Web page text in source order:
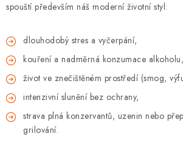
spouští především náš moderní životní styl:
dlouhodobý stres a vyčerpání,
kouření a nadměrná konzumace alkoholu,
život ve znečištěném prostředí (smog,
intenzivní slunění bez ochrany,
strava plná konzervantů, uzenin nebo
grilování.